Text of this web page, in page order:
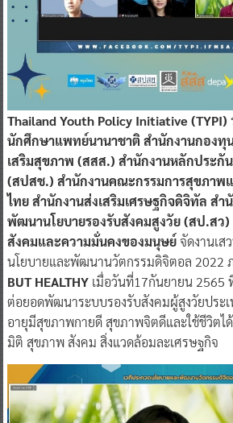
Thailand Youth Policy Initiative (TYPI)
นักศึกษาแพทย์นานาชาติ สำนักงานกองทุ
เสริมสุขภาพ (สสส.) สำนักงานหลักประกั
(สปสช.) สำนักงานคณะกรรมการสุขภาพแ
ไทย สำนักงานส่งเสริมเศรษฐกิจดิจิทัล สำ
พัฒนานโยบายรองรับสังคมสูงวัย (สป.สว)
สังคมและความมั่นคงของมนุษย์จัดงานเส
นโยบายและพัฒนานวัตกรรมดิจิตอล 2022
BUT HEALTHYเมื่อวันที่17กันยายน 2565
ต่อยอดพัฒนาระบบรองรับสังคมผู้สูงวัยประเ
อายุมีสุขภาพกายดี สุขภาพจิตดีและใช้ชีวิตไ
มิติ สุขภาพ สังคม สิ่งแวดล้อมละเศรษฐกิจ